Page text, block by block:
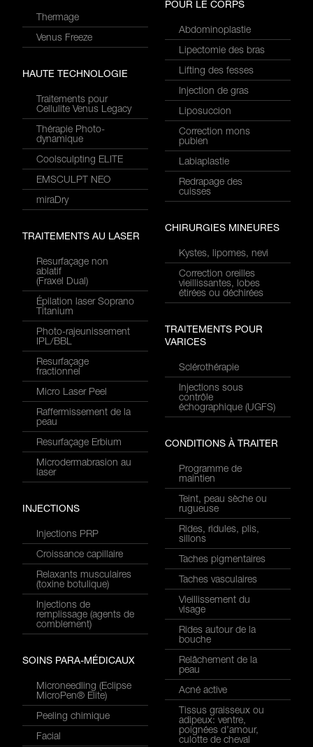
Thermage
Venus Freeze
HAUTE TECHNOLOGIE
Traitements pour
Cellulite Venus Legacy
Thérapie Photo-
dynamique
Coolsculpting ELITE
EMSCULPT NEO
miraDry
TRAITEMENTS AU LASER
Resurfaçage non
ablatif
(Fraxel Dual)
Épilation laser Soprano
Titanium
Photo-rajeunissement
IPL/BBL
Resurfaçage
fractionnel
Micro Laser Peel
Raffermissement de la
peau
Resurfaçage Erbium
Microdermabrasion au
laser
INJECTIONS
Injections PRP
Croissance capillaire
Relaxants musculaires
(toxine botulique)
Injections de
remplissage (agents de
comblement)
SOINS PARA-MÉDICAUX
Microneedling (Eclipse
MicroPen® Elite)
Peeling chimique
Facial
POUR LE CORPS
Abdominoplastie
Lipectomie des bras
Lifting des fesses
Injection de gras
Liposuccion
Correction mons
pubien
Labiaplastie
Redrapage des
cuisses
CHIRURGIES MINEURES
Kystes, lipomes, nevi
Correction oreilles
vieillissantes, lobes
étirées ou déchirées
TRAITEMENTS POUR
VARICES
Sclérothérapie
Injections sous
contrôle
échographique (UGFS)
CONDITIONS À TRAITER
Programme de
maintien
Teint, peau sèche ou
rugueuse
Rides, ridules, plis,
sillons
Taches pigmentaires
Taches vasculaires
Vieillissement du
visage
Rides autour de la
bouche
Relâchement de la
peau
Acné active
Tissus graisseux ou
adipeux: ventre,
poignées d’amour,
culotte de cheval